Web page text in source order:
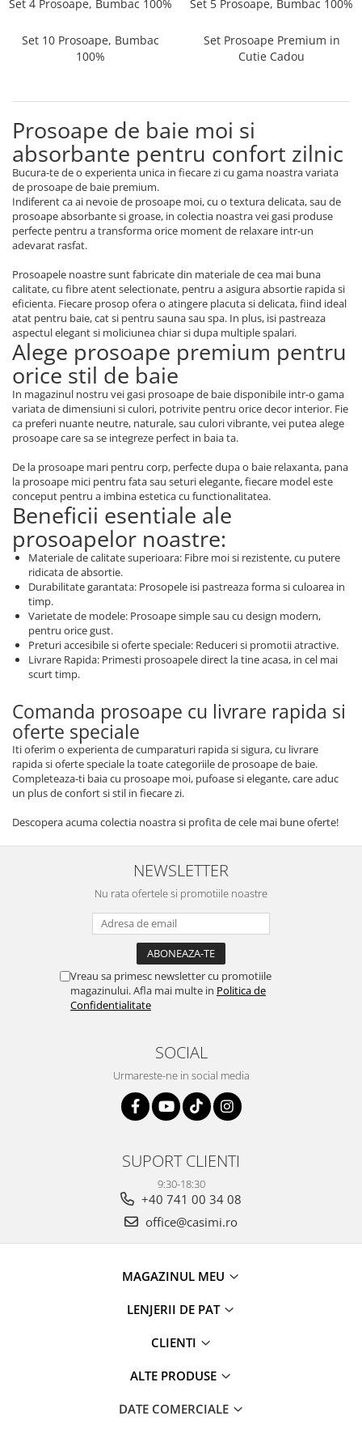
Cearceaf cu elastic
Lenjerii De Pat Creponate
Matlasate, 2 Persoane
Lenjerii De Pat Bumbac Satinat 2
Persoane
Lenjerii De Pat Volanase
Lenjerii De Pat, Finet Premium 3D,
2 Persoane
Lenjerii De Pat Catifea
Lenjerii De Pat Cocolino
Set Lenjerie De Pat Blana
Artificiala De Iepure, 6 Piese, 2
Persoane
Set Lenjerie Pat Blanita Iepure, 6
Piese, Cu Pilota Inclusa
Lenjerii De Pat Premium Collection
Set Lenjerie De Pat, 7 Piese, Cu
Pilota / Cuvertura Inclusa
Set Lenjerie De Pat Jacquard Regal,
11 Piese, Cuvertura Inclusa
Lenjerii Damasc Egiptean King Size
Lenjerii De Pat, Finet Premium, 1
Persoana
Lenjerii De Pat Damasc 1 Persoana
Lenjerii De Pat, Imprimeu 3D, 1
Persoana
Set 4 Prosoape, Bumbac 100% Set 5 Prosoape, Bumbac 100%
Set 10 Prosoape, Bumbac
100%
Set Prosoape Premium in
Cutie Cadou
Prosoape de baie moi si
absorbante pentru confort zilnic
Bucura-te de o experienta unica in fiecare zi cu gama noastra variata
de prosoape de baie premium.
Indiferent ca ai nevoie de prosoape moi, cu o textura delicata, sau de
prosoape absorbante si groase, in colectia noastra vei gasi produse
perfecte pentru a transforma orice moment de relaxare intr-un
adevarat rasfat.
Prosoapele noastre sunt fabricate din materiale de cea mai buna
calitate, cu fibre atent selectionate, pentru a asigura absortie rapida si
eficienta. Fiecare prosop ofera o atingere placuta si delicata, fiind ideal
atat pentru baie, cat si pentru sauna sau spa. In plus, isi pastreaza
aspectul elegant si moliciunea chiar si dupa multiple spalari.
Alege prosoape premium pentru
orice stil de baie
In magazinul nostru vei gasi prosoape de baie disponibile intr-o gama
variata de dimensiuni si culori, potrivite pentru orice decor interior. Fie
ca preferi nuante neutre, naturale, sau culori vibrante, vei putea alege
prosoape care sa se integreze perfect in baia ta.
De la prosoape mari pentru corp, perfecte dupa o baie relaxanta, pana
la prosoape mici pentru fata sau seturi elegante, fiecare model este
conceput pentru a imbina estetica cu functionalitatea.
Beneficii esentiale ale
prosoapelor noastre:
Materiale de calitate superioara: Fibre moi si rezistente, cu putere
ridicata de absortie.
Durabilitate garantata: Prosopele isi pastreaza forma si culoarea in
timp.
Varietate de modele: Prosoape simple sau cu design modern,
pentru orice gust.
Preturi accesibile si oferte speciale: Reduceri si promotii atractive.
Livrare Rapida: Primesti prosoapele direct la tine acasa, in cel mai
scurt timp.
Comanda prosoape cu livrare rapida si
oferte speciale
Iti oferim o experienta de cumparaturi rapida si sigura, cu livrare
rapida si oferte speciale la toate categoriile de prosoape de baie.
Completeaza-ti baia cu prosoape moi, pufoase si elegante, care aduc
un plus de confort si stil in fiecare zi.
Descopera acuma colectia noastra si profita de cele mai bune oferte!
NEWSLETTER
Nu rata ofertele si promotiile noastre
Vreau sa primesc newsletter cu promotiile
magazinului. Afla mai multe in Politica de
Confidentialitate
SOCIAL
Urmareste-ne in social media
SUPORT CLIENTI
9:30-18:30
+40 741 00 34 08
office@casimi.ro
MAGAZINUL MEU
LENJERII DE PAT
CLIENTI
ALTE PRODUSE
DATE COMERCIALE